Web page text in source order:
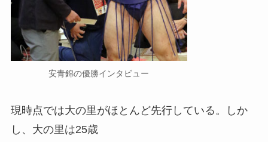
安青錦の優勝インタビュー
現時点では大の里がほとんど先行している。しか
し、大の里は25歳